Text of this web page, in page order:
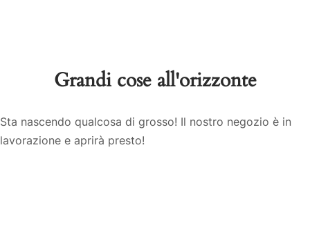
Grandi cose all'orizzonte
Sta nascendo qualcosa di grosso! Il nostro negozio è in
lavorazione e aprirà presto!